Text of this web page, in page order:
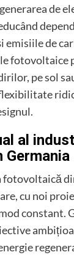
de
de
fotovoltaice
pe sol
al
cu noi
constant.